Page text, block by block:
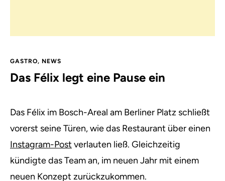
GASTRO, NEWS
Das Félix legt eine Pause ein
Das Félix im Bosch-Areal am Berliner Platz schließt
vorerst seine Türen, wie das Restaurant über einen
Instagram-Post verlauten ließ. Gleichzeitig
kündigte das Team an, im neuen Jahr mit einem
neuen Konzept zurückzukommen.